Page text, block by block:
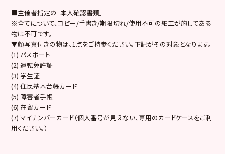
■主催者指定の「本人確認書類」
※全てについて、コピー/手書き/期限切れ/使用不可の細工が施してある
物は不可です。
▼顔写真付きの物は、1点をご持参ください。下記がその対象となります。
(1) パスポート
(2) 運転免許証
(3) 学生証
(4) 住民基本台帳カード
(5) 障害者手帳
(6) 在留カード
(7) マイナンバーカード（個人番号が見えない、専用のカードケースをご利
用ください。）